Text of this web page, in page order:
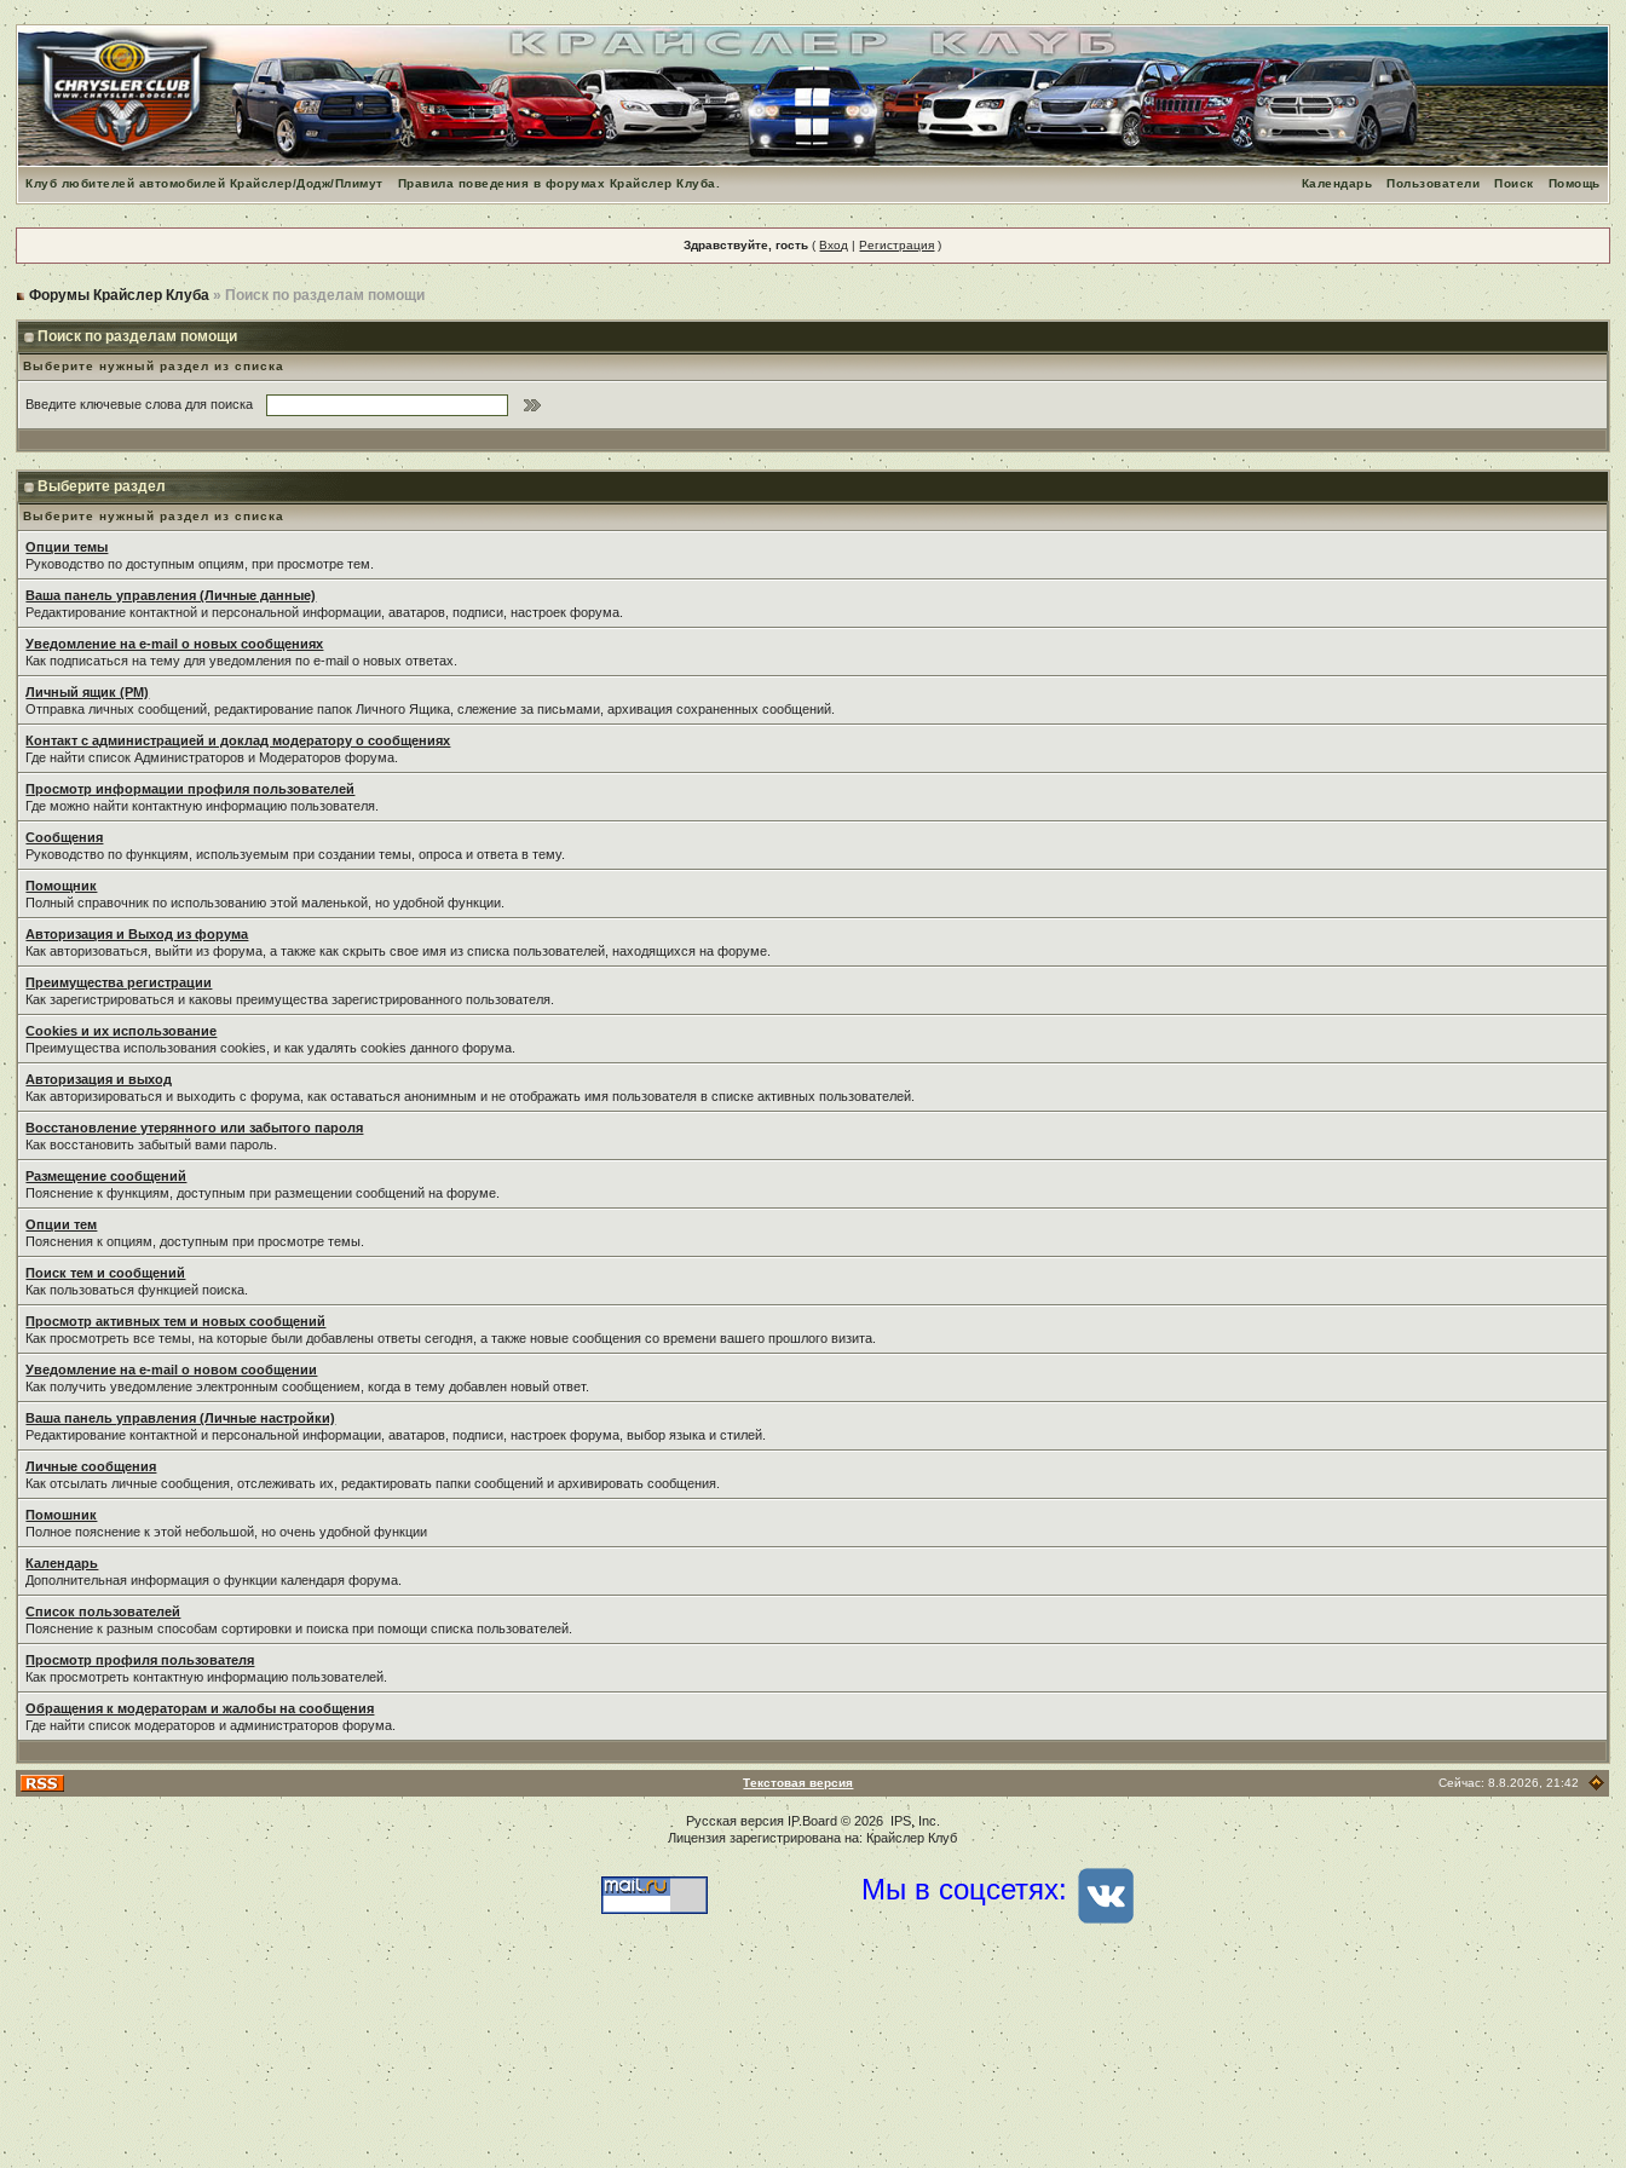
Клуб любителей автомобилей Крайслер/Додж/Плимут Правила поведения в форумах Крайслер Клуба. Помощь
Поиск
Пользователи
Календарь
Здравствуйте, гость (Вход |Регистрация )
Форумы Крайслер Клуба » Поиск по разделам помощи
Поиск по разделам помощи
Выберите нужный раздел из списка
Введите ключевые слова для поиска
Выберите раздел
Выберите нужный раздел из списка
Опции темы
Руководство по доступным опциям, при просмотре тем.
Ваша панель управления (Личные данные)
Редактирование контактной и персональной информации, аватаров, подписи, настроек форума.
Уведомление на e-mail о новых сообщениях
Как подписаться на тему для уведомления по e-mail о новых ответах.
Личный ящик (PM)
Отправка личных сообщений, редактирование папок Личного Ящика, слежение за письмами, архивация сохраненных сообщений.
Контакт с администрацией и доклад модератору о сообщениях
Где найти список Администраторов и Модераторов форума.
Просмотр информации профиля пользователей
Где можно найти контактную информацию пользователя.
Сообщения
Руководство по функциям, используемым при создании темы, опроса и ответа в тему.
Помощник
Полный справочник по использованию этой маленькой, но удобной функции.
Авторизация и Выход из форума
Как авторизоваться, выйти из форума, а также как скрыть свое имя из списка пользователей, находящихся на форуме.
Преимущества регистрации
Как зарегистрироваться и каковы преимущества зарегистрированного пользователя.
Cookies и их использование
Преимущества использования cookies, и как удалять cookies данного форума.
Авторизация и выход
Как авторизироваться и выходить с форума, как оставаться анонимным и не отображать имя пользователя в списке активных пользователей.
Восстановление утерянного или забытого пароля
Как восстановить забытый вами пароль.
Размещение сообщений
Пояснение к функциям, доступным при размещении сообщений на форуме.
Опции тем
Пояснения к опциям, доступным при просмотре темы.
Поиск тем и сообщений
Как пользоваться функцией поиска.
Просмотр активных тем и новых сообщений
Как просмотреть все темы, на которые были добавлены ответы сегодня, а также новые сообщения со времени вашего прошлого визита.
Уведомление на е-mail о новом сообщении
Как получить уведомление электронным сообщением, когда в тему добавлен новый ответ.
Ваша панель управления (Личные настройки)
Редактирование контактной и персональной информации, аватаров, подписи, настроек форума, выбор языка и стилей.
Личные сообщения
Как отсылать личные сообщения, отслеживать их, редактировать папки сообщений и архивировать сообщения.
Помошник
Полное пояснение к этой небольшой, но очень удобной функции
Календарь
Дополнительная информация о функции календаря форума.
Список пользователей
Пояснение к разным способам сортировки и поиска при помощи списка пользователей.
Просмотр профиля пользователя
Как просмотреть контактную информацию пользователей.
Обращения к модераторам и жалобы на сообщения
Где найти список модераторов и администраторов форума.
Текстовая версия Сейчас: 8.8.2026, 21:42
Русская версия IP.Board© 2026 IPS, Inc
Лицензия зарегистрирована на: Крайслер Клуб
Мы в соцсетях: